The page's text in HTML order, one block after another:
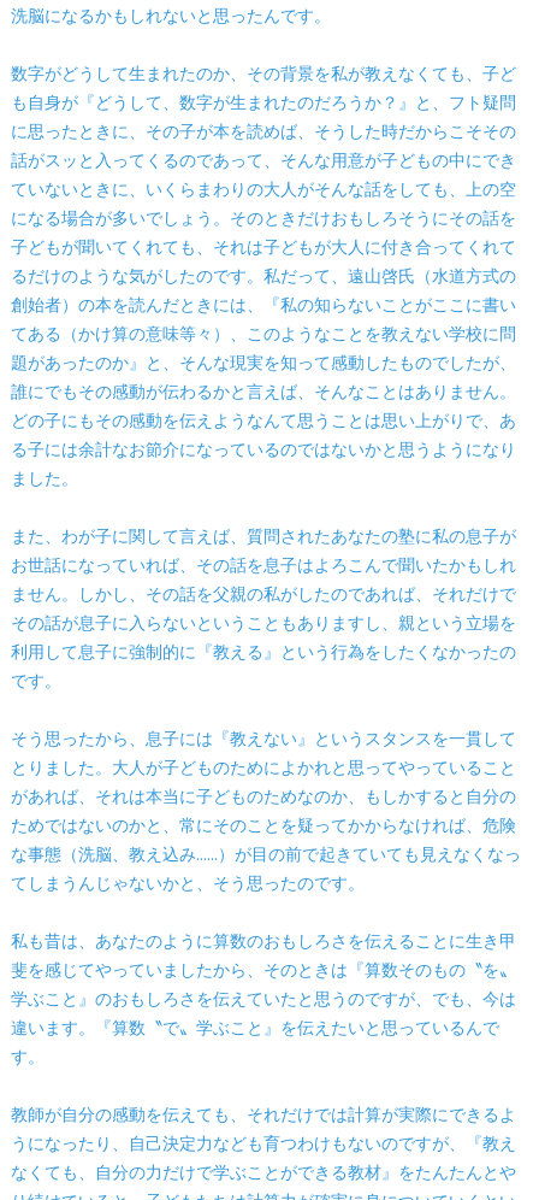
洗脳になるかもしれないと思ったんです。
数字がどうして生まれたのか、その背景を私が教えなくても、子ど
も自身が『どうして、数字が生まれたのだろうか？』と、フト疑問
に思ったときに、その子が本を読めば、そうした時だからこそその
話がスッと入ってくるのであって、そんな用意が子どもの中にでき
ていないときに、いくらまわりの大人がそんな話をしても、上の空
になる場合が多いでしょう。そのときだけおもしろそうにその話を
子どもが聞いてくれても、それは子どもが大人に付き合ってくれて
るだけのような気がしたのです。私だって、遠山啓氏（水道方式の
創始者）の本を読んだときには、『私の知らないことがここに書い
てある（かけ算の意味等々）、このようなことを教えない学校に問
題があったのか』と、そんな現実を知って感動したものでしたが、
誰にでもその感動が伝わるかと言えば、そんなことはありません。
どの子にもその感動を伝えようなんて思うことは思い上がりで、あ
る子には余計なお節介になっているのではないかと思うようになり
ました。
また、わが子に関して言えば、質問されたあなたの塾に私の息子が
お世話になっていれば、その話を息子はよろこんで聞いたかもしれ
ません。しかし、その話を父親の私がしたのであれば、それだけで
その話が息子に入らないということもありますし、親という立場を
利用して息子に強制的に『教える』という行為をしたくなかったの
です。
そう思ったから、息子には『教えない』というスタンスを一貫して
とりました。大人が子どものためによかれと思ってやっていること
があれば、それは本当に子どものためなのか、もしかすると自分の
ためではないのかと、常にそのことを疑ってかからなければ、危険
な事態（洗脳、教え込み……）が目の前で起きていても見えなくなっ
てしまうんじゃないかと、そう思ったのです。
私も昔は、あなたのように算数のおもしろさを伝えることに生き甲
斐を感じてやっていましたから、そのときは『算数そのもの〝を〟
学ぶこと』のおもしろさを伝えていたと思うのですが、でも、今は
違います。『算数〝で〟学ぶこと』を伝えたいと思っているんで
す。
教師が自分の感動を伝えても、それだけでは計算が実際にできるよ
うになったり、自己決定力なども育つわけもないのですが、『教え
なくても、自分の力だけで学ぶことができる教材』をたんたんとや